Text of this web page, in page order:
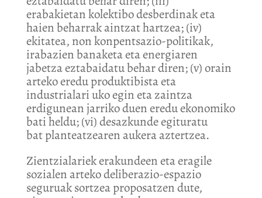
erabakietan kolektibo desberdinak eta
haien beharrak aintzat hartzea; (iv)
ekitatea, non konpentsazio-politikak,
irabazien banaketa eta energiaren
jabetza eztabaidatu behar diren; (v) orain
arteko eredu produktibista eta
industrialari uko egin eta zaintza
erdigunean jarriko duen eredu ekonomiko
bati heldu; (vi) desazkunde egituratu
bat planteatzearen aukera aztertzea.
Zientzialariek erakundeen eta eragile
sozialen arteko deliberazio-espazio
seguruak sortzea proposatzen dute,